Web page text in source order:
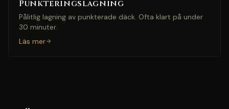
Punkteringslagning
Pålitlig lagning av punkterade däck. Ofta klart på under
30 minuter.
Läs mer